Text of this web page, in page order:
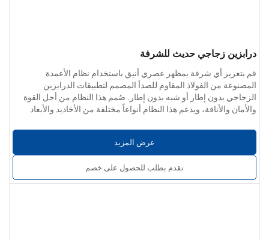
درابزين زجاجي حديث للشرفة
قم بتعزيز أي شرفة بمظهر عصري أنيق باستخدام نظام الأعمدة
المصنوعة من الفولاذ المقاوم للصدأ المصمم لتطبيقات الدرابزين
الزجاجي بدون إطار أو شبه بدون إطار. صُمم هذا النظام من أجل القوة
والأمان والأناقة، ويدعم هذا النظام أنواعاً مختلفة من الأخاديد والأبعاد
خيارات المواد: فولاذ مقاوم للصدأ 304 / 201 / 316 / 430
: مصقول، أو مصقول، أو مصقول، أو بلمسة نهائية
كالمرآة؛ خالٍ من الخدوش والانبعاجات والنتوءات
خدمات مخصصة
: يمكن تصميم الأحجام، والأشكال، والتجهيزات، وخيارات
عرض المزيد
تقدم بطلب للحصول على خصم